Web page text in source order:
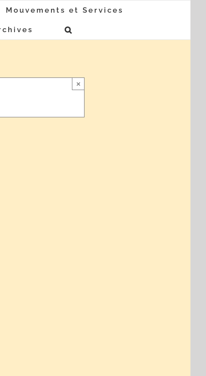
Mouvements et Services
×